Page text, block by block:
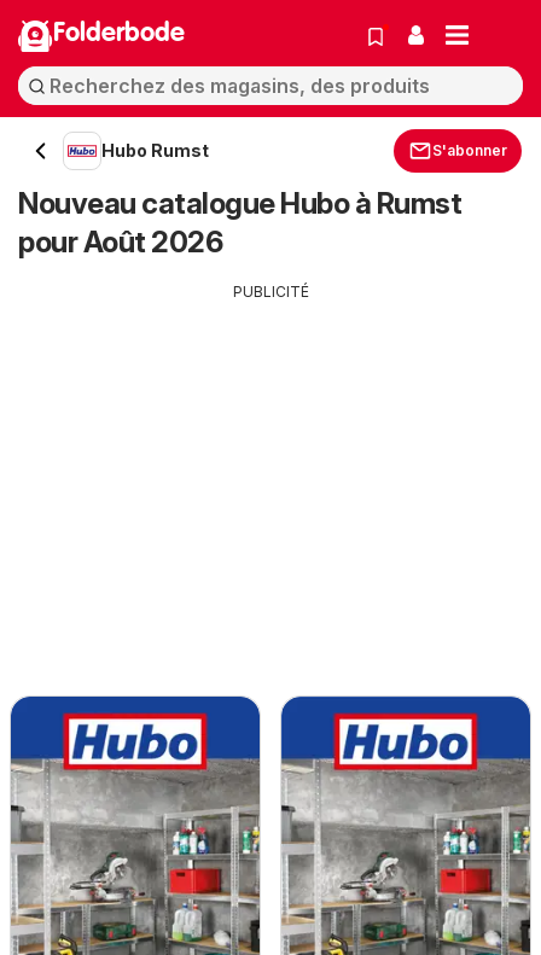
Folderbode
Hubo Rumst S'abonner
Nouveau catalogue Hubo à Rumst
pour Août 2026
PUBLICITÉ